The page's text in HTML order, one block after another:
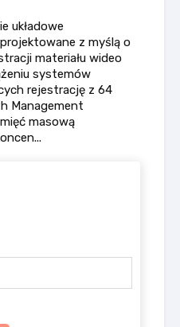
układowe
z myślą o
materiału wideo
systemów
rejestrację z 64
Management
masową